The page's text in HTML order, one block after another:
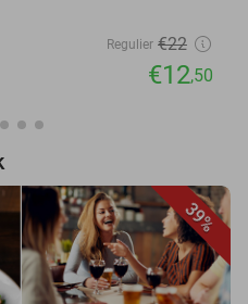
Regulier €22
€12,50
39%